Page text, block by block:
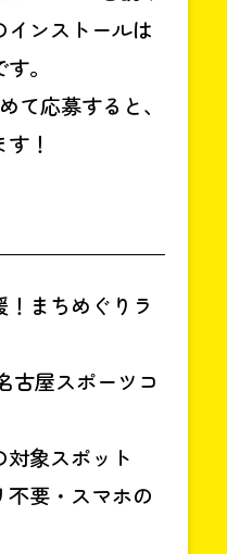
ンストールは
。
て応募すると、
！
まちめぐりラ
古屋スポーツコ
象スポット
要・スマホの